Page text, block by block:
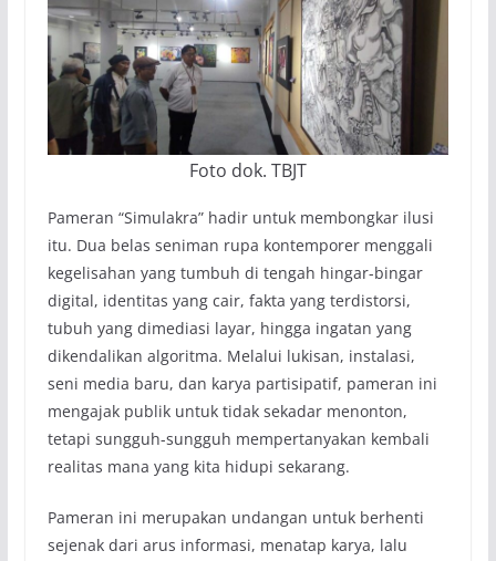
Foto dok. TBJT
Pameran “Simulakra” hadir untuk membongkar ilusi
itu. Dua belas seniman rupa kontemporer menggali
kegelisahan yang tumbuh di tengah hingar-bingar
digital, identitas yang cair, fakta yang terdistorsi,
tubuh yang dimediasi layar, hingga ingatan yang
dikendalikan algoritma. Melalui lukisan, instalasi,
seni media baru, dan karya partisipatif, pameran ini
mengajak publik untuk tidak sekadar menonton,
tetapi sungguh-sungguh mempertanyakan kembali
realitas mana yang kita hidupi sekarang.
Pameran ini merupakan undangan untuk berhenti
sejenak dari arus informasi, menatap karya, lalu